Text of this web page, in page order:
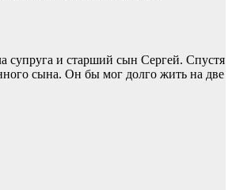
супруга и старший сын Сергей. Спустя
сына. Он бы мог долго жить на две